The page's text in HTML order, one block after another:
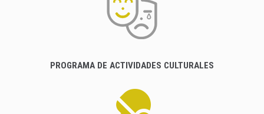
PROGRAMA DE ACTIVIDADES CULTURALES